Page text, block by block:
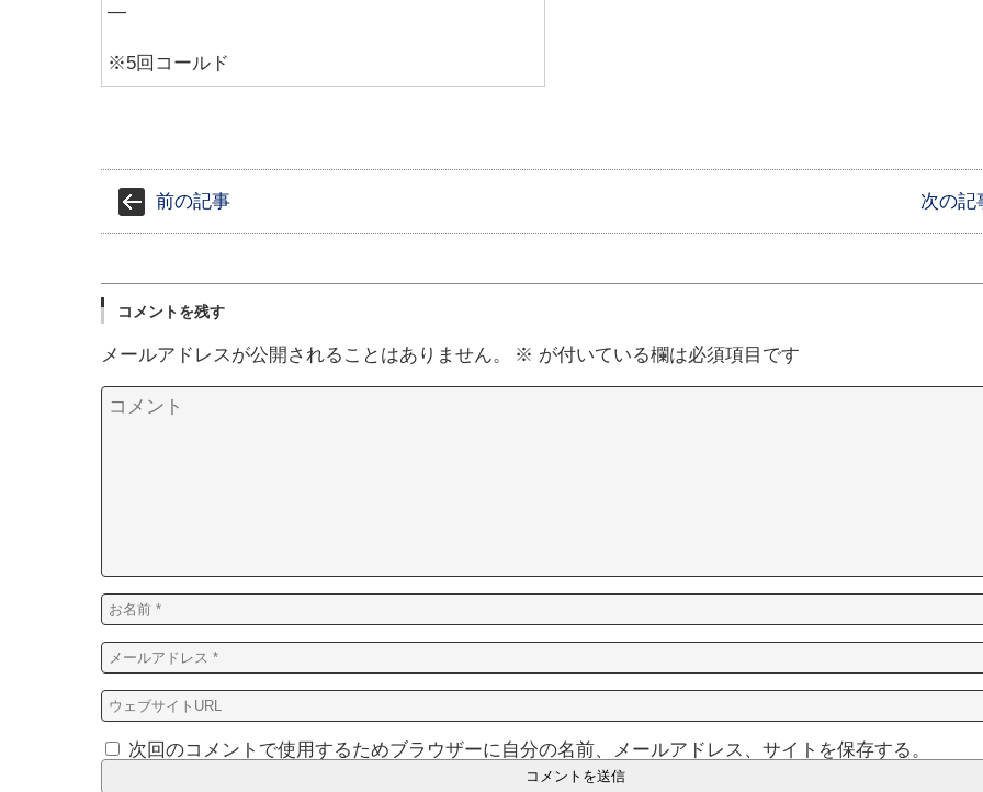
―
※5回コールド
前の記事 次の記
コメントを残す
メールアドレスが公開されることはありません。 ※ が付いている欄は必須項目です
次回のコメントで使用するためブラウザーに自分の名前、メールアドレス、サイトを保存する。